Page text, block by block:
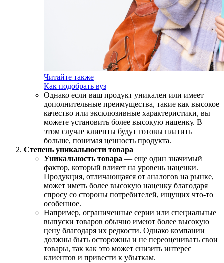
Читайте также
Как подобрать вуз
Однако если ваш продукт уникален или имеет
дополнительные преимущества, такие как высокое
качество или эксклюзивные характеристики, вы
можете установить более высокую наценку. В
этом случае клиенты будут готовы платить
больше, понимая ценность продукта.
Степень уникальности товара
Уникальность товара — еще один значимый
фактор, который влияет на уровень наценки.
Продукция, отличающаяся от аналогов на рынке,
может иметь более высокую наценку благодаря
спросу со стороны потребителей, ищущих что-то
особенное.
Например, ограниченные серии или специальные
выпуски товаров обычно имеют более высокую
цену благодаря их редкости. Однако компании
должны быть осторожны и не переоценивать свои
товары, так как это может снизить интерес
клиентов и привести к убыткам.